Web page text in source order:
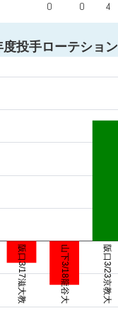
0 0 4
投手ローテション